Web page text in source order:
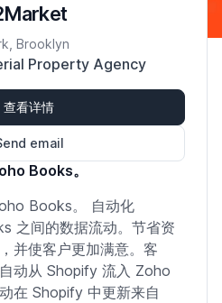
Brooklyn
Property Agency
查看详情
email
Books。
Books。 自动化
之间的数据流动。节省资
并使客户更加满意。客
动从 Shopify 流入 Zoho
在 Shopify 中更新来自